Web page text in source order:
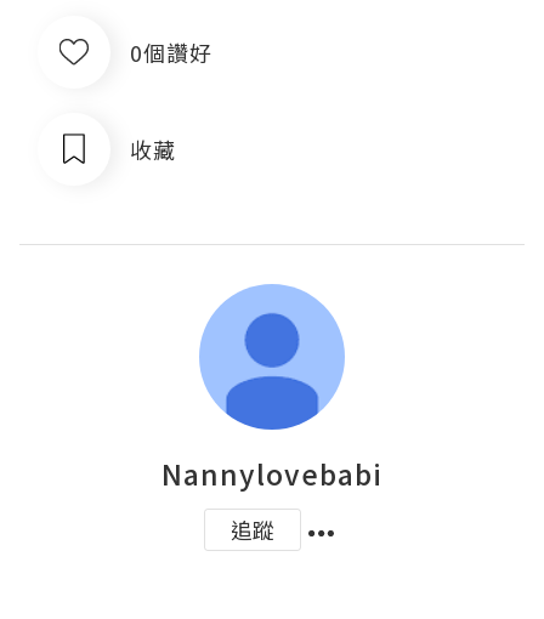
0個讚好
收藏
Nannylovebabi
追蹤